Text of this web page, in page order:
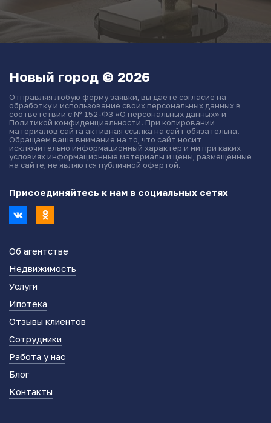
Новый город © 2026
Отправляя любую форму заявки, вы даете согласие на
обработку и использование своих персональных данных в
соответствии с № 152-ФЗ «О персональных данных» и
Политикой конфиденциальности. При копировании
материалов сайта активная ссылка на сайт обязательна!
Обращаем ваше внимание на то, что сайт носит
исключительно информационный характер и ни при каких
условиях информационные материалы и цены, размещенные
на сайте, не являются публичной офертой.
Присоединяйтесь к нам в социальных сетях
Об агентстве
Недвижимость
Услуги
Ипотека
Отзывы клиентов
Сотрудники
Работа у нас
Блог
Контакты